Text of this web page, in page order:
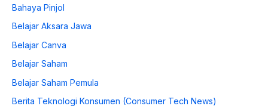
Bahaya Pinjol
Belajar Aksara Jawa
Belajar Canva
Belajar Saham
Belajar Saham Pemula
Berita Teknologi Konsumen (Consumer Tech News)